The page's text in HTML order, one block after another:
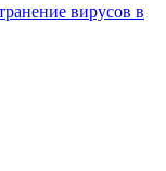
вирусов в